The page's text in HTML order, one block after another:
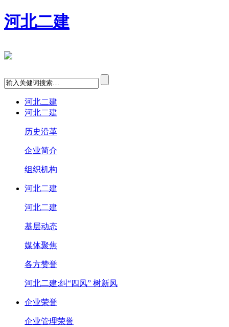
河北二建
河北二建
河北二建
历史沿革
企业简介
组织机构
河北二建
河北二建
基层动态
媒体聚焦
各方赞誉
河北二建:纠“四风” 树新风
企业荣誉
企业管理荣誉